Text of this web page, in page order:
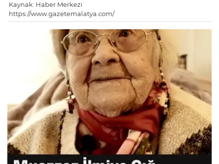
Kaynak: Haber Merkezi
https://www.gazetemalatya.com/